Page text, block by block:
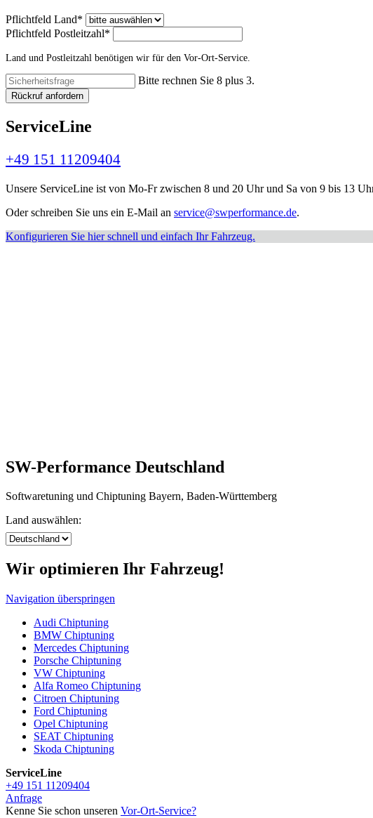
Pflichtfeld Land*
Pflichtfeld Postleitzahl*
Land und Postleitzahl benötigen wir für den Vor-Ort-Service.
Bitte rechnen Sie 8 plus 3.
Rückruf anfordern
ServiceLine
+49 151 11209404
Unsere ServiceLine ist von Mo-Fr zwischen 8 und 20 Uhr und Sa von 9 bis 13
Oder schreiben Sie uns ein E-Mail an service@swperformance.de.
Konfigurieren Sie hier schnell und einfach Ihr Fahrzeug.
SW-Performance Deutschland
Softwaretuning und Chiptuning Bayern, Baden-Württemberg
Land auswählen:
Wir optimieren Ihr Fahrzeug!
Navigation überspringen
Audi Chiptuning
BMW Chiptuning
Mercedes Chiptuning
Porsche Chiptuning
VW Chiptuning
Alfa Romeo Chiptuning
Citroen Chiptuning
Ford Chiptuning
Opel Chiptuning
SEAT Chiptuning
Skoda Chiptuning
ServiceLine
+49 151 11209404
Anfrage
Kenne Sie schon unseren Vor-Ort-Service?